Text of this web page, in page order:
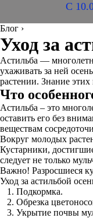
С
Блог ›
Уход за
Астильба —
ухаживать за ней
растении. Знание
Что
Астильба – это
оставить его без
веществам
Вокруг молодых
Кустарники,
следует не только
Важно! Разросшиеся
Уход за астильбой
Подкормка.
Обрезка
Укрытие почвы